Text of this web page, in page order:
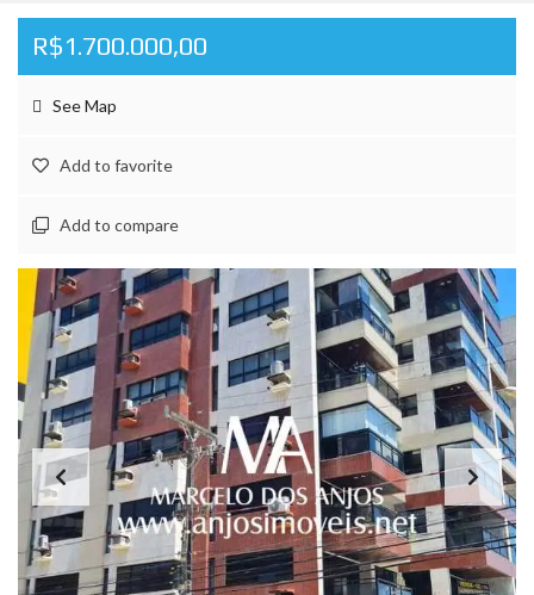
R$1.700.000,00
See Map
Add to favorite
Add to compare